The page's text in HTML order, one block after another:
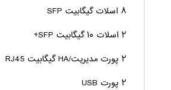
۸ اسلات گیگابیت SFP
۲ اسلات ۱۰ گیگابیت SFP+
۲ پورت مدیریت/HA گیگابیت RJ45
۲ پورت USB